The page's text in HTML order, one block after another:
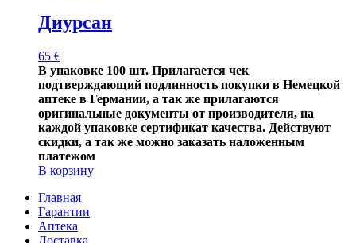
Диурсан
65 €
В упаковке 100 шт. Прилагается чек
подтверждающий подлинность покупки в Немецкой
аптеке в Германии, а так же прилагаются
оригинальные документы от производителя, на
каждой упаковке сертификат качества. Действуют
скидки, а так же можно заказать наложенным
платежом
В корзину
Главная
Гарантии
Аптека
Доставка